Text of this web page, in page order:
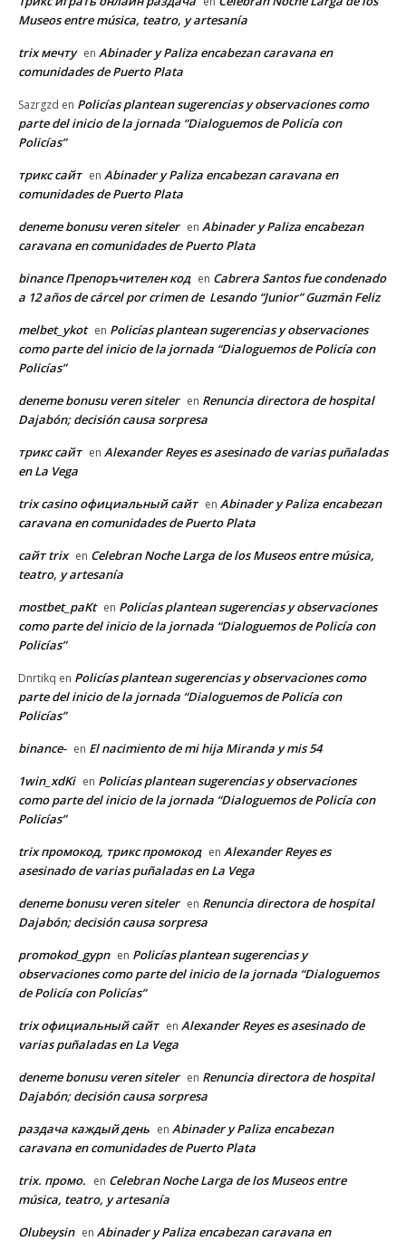
Museos entre música, teatro, y artesanía
trix мечту en Abinader y Paliza encabezan caravana en
comunidades de Puerto Plata
Sazrgzd en Policías plantean sugerencias y observaciones como
parte del inicio de la jornada “Dialoguemos de Policía con
Policías”
трикс сайт en Abinader y Paliza encabezan caravana en
comunidades de Puerto Plata
deneme bonusu veren siteler en Abinader y Paliza encabezan
caravana en comunidades de Puerto Plata
binance Препоръчителен код en Cabrera Santos fue condenado
a 12 años de cárcel por crimen de Lesando “Junior” Guzmán Feliz
melbet_ykot en Policías plantean sugerencias y observaciones
como parte del inicio de la jornada “Dialoguemos de Policía con
Policías”
deneme bonusu veren siteler en Renuncia directora de hospital
Dajabón; decisión causa sorpresa
трикс сайт en Alexander Reyes es asesinado de varias puñaladas
en La Vega
trix casino официальный сайт en Abinader y Paliza encabezan
caravana en comunidades de Puerto Plata
сайт trix en Celebran Noche Larga de los Museos entre música,
teatro, y artesanía
mostbet_paKt en Policías plantean sugerencias y observaciones
como parte del inicio de la jornada “Dialoguemos de Policía con
Policías”
Dnrtikq en Policías plantean sugerencias y observaciones como
parte del inicio de la jornada “Dialoguemos de Policía con
Policías”
binance- en El nacimiento de mi hija Miranda y mis 54
1win_xdKi en Policías plantean sugerencias y observaciones
como parte del inicio de la jornada “Dialoguemos de Policía con
Policías”
trix промокод, трикс промокод en Alexander Reyes es
asesinado de varias puñaladas en La Vega
deneme bonusu veren siteler en Renuncia directora de hospital
Dajabón; decisión causa sorpresa
promokod_gypn en Policías plantean sugerencias y
observaciones como parte del inicio de la jornada “Dialoguemos
de Policía con Policías”
trix официальный сайт en Alexander Reyes es asesinado de
varias puñaladas en La Vega
deneme bonusu veren siteler en Renuncia directora de hospital
Dajabón; decisión causa sorpresa
раздача каждый день en Abinader y Paliza encabezan
caravana en comunidades de Puerto Plata
trix. промо. en Celebran Noche Larga de los Museos entre
música, teatro, y artesanía
Olubeysin en Abinader y Paliza encabezan caravana en